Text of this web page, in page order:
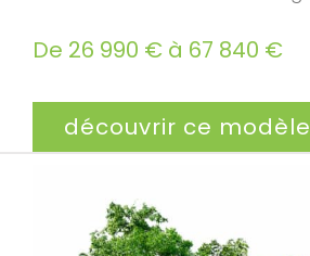
De 26 990 € à 67 840 €
découvrir ce modèle